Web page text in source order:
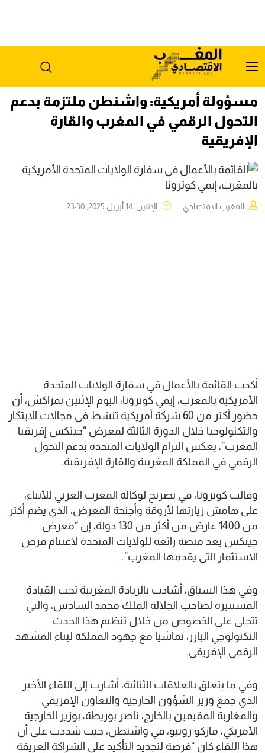
مسؤولة أمريكية: واشنطن ملتزمة بدعم
التحول الرقمي في المغرب والقارة
الإفريقية
المغرب الاقتصادي الإثنين, 14 أبريل 2025, 23:30
أكدت القائمة بالأعمال في سفارة الولايات المتحدة
الأمريكية بالمغرب، إيمي كوترونا، اليوم الإثنين بمراكش، أن
حضور أكثر من 60 شركة أمريكية تنشط في مجالات الابتكار
والتكنولوجيا خلال الدورة الثالثة لمعرض “جيتكس إفريقيا
المغرب”، يعكس التزام الولايات المتحدة بدعم التحول
الرقمي في المملكة المغربية والقارة الإفريقية.
وقالت كوترونا، في تصريح لوكالة المغرب العربي للأنباء،
على هامش زيارتها لأروقة وأجنحة المعرض، الذي يضم أكثر
من 1400 عارض من أكثر من 130 دولة، إن “معرض
جيتكس يعد منصة رائعة للولايات المتحدة لاغتنام فرص
الاستثمار التي يقدمها المغرب”.
وفي هذا السياق، أشادت بالريادة المغربية تحت القيادة
المستنيرة لصاحب الجلالة الملك محمد السادس، والتي
تتجلى على الخصوص من خلال تنظيم هذا الحدث
التكنولوجي البارز، تماشيا مع جهود المملكة لبناء المشهد
الرقمي الإفريقي.
وفي ما يتعلق بالعلاقات الثنائية، أشارت إلى اللقاء الأخير
الذي جمع وزير الشؤون الخارجية والتعاون الإفريقي
والمغاربة المقيمين بالخارج، ناصر بوريطة، بوزير الخارجية
الأمريكي، ماركو روبيو، في واشنطن، حيث شددت على أن
هذا اللقاء كان “فرصة لتجديد التأكيد على الشراكة العريقة